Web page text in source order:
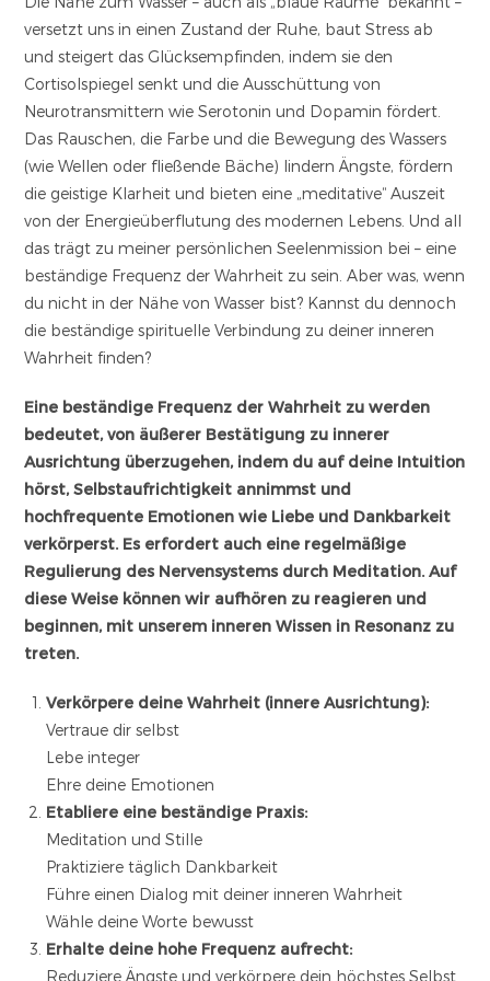
versetzt uns in einen Zustand der Ruhe, baut Stress ab
und steigert das Glücksempfinden, indem sie den
Cortisolspiegel senkt und die Ausschüttung von
Neurotransmittern wie Serotonin und Dopamin fördert.
Das Rauschen, die Farbe und die Bewegung des Wassers
(wie Wellen oder fließende Bäche) lindern Ängste, fördern
die geistige Klarheit und bieten eine „meditative“ Auszeit
von der Energieüberflutung des modernen Lebens. Und all
das trägt zu meiner persönlichen Seelenmission bei – eine
beständige Frequenz der Wahrheit zu sein. Aber was, wenn
du nicht in der Nähe von Wasser bist? Kannst du dennoch
die beständige spirituelle Verbindung zu deiner inneren
Wahrheit finden?
Eine beständige Frequenz der Wahrheit zu werden
bedeutet, von äußerer Bestätigung zu innerer
Ausrichtung überzugehen, indem du auf deine Intuition
hörst, Selbstaufrichtigkeit annimmst und
hochfrequente Emotionen wie Liebe und Dankbarkeit
verkörperst. Es erfordert auch eine regelmäßige
Regulierung des Nervensystems durch Meditation. Auf
diese Weise können wir aufhören zu reagieren und
beginnen, mit unserem inneren Wissen in Resonanz zu
treten.
Verkörpere deine Wahrheit (innere Ausrichtung):
Vertraue dir selbst
Lebe integer
Ehre deine Emotionen
Etabliere eine beständige Praxis:
Meditation und Stille
Praktiziere täglich Dankbarkeit
Führe einen Dialog mit deiner inneren Wahrheit
Wähle deine Worte bewusst
Erhalte deine hohe Frequenz aufrecht:
Reduziere Ängste und verkörpere dein höchstes Selbst